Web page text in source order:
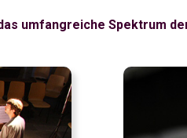
umfangreiche Spektrum